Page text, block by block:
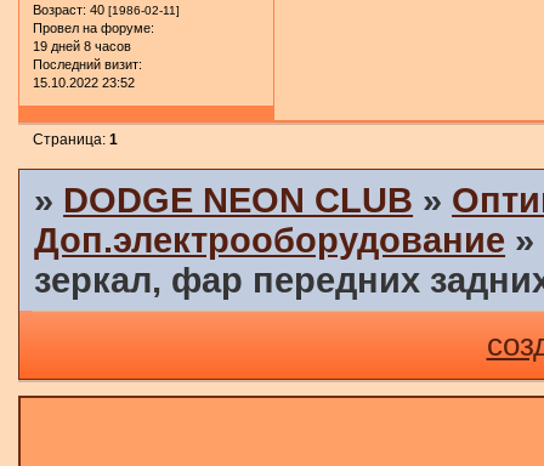
Возраст: 40 [1986-02-11]
Провел на форуме:
19 дней 8 часов
Последний визит:
15.10.2022 23:52
Страница:1
» DODGE NEON CLUB »
Доп.электрооборудование »
зеркал, фар передних